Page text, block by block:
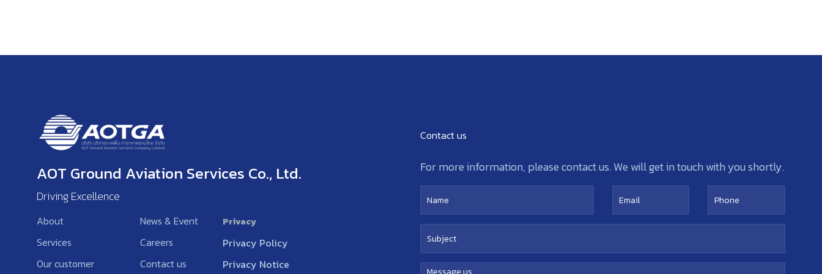
AOT Ground Aviation Services Co., Ltd.
Driving Excellence
About
Services
Our customer
News & Event
Careers
Contact us
Privacy
Privacy Policy
Privacy Notice
Contact us
For more information, please contact us. We will get in touch with you shortly.